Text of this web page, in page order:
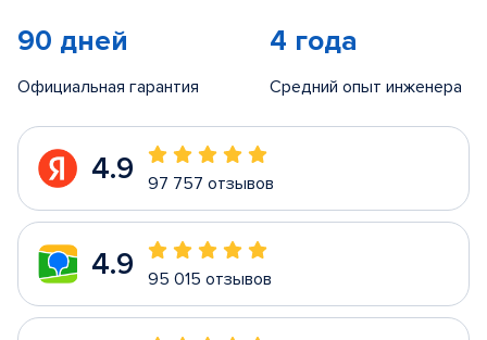
90 дней
Официальная гарантия
4 года
Средний опыт инженера
4.9 97 757 отзывов
4.9 95 015 отзывов